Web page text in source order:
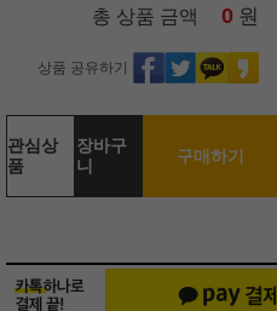
총 상품 금액 0 원
상품 공유하기
관심상
품
장바구
니
구매하기